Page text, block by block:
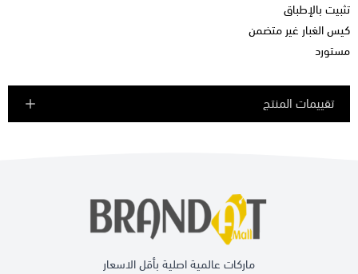
تثبيت بالإطباق
كيس الغبار غير متضمن
مستورد
تقييمات المنتج
ماركات عالمية اصلية بأقل الاسعار